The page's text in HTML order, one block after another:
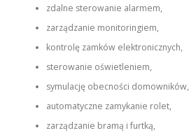
zdalne sterowanie alarmem,
zarządzanie monitoringiem,
kontrolę zamków elektronicznych,
sterowanie oświetleniem,
symulację obecności domowników,
automatyczne zamykanie rolet,
zarządzanie bramą i furtką,